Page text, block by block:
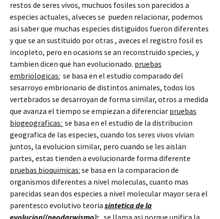
restos de seres vivos, muchuos fosiles son parecidos a
especies actuales, alveces se pueden relacionar, podemos
asi saber que muchas especies distiguidos fueron diferentes
y que se an sustituido por otras , aveces el registro fosil es
incopleto, pero en ocasions se an reconstruido species, y
tambien dicen que han evolucionado. pruebas
embriologicas: se basa en el estudio comparado del
sesarroyo embrionario de distintos animales, todos los
vertebrados se desarroyan de forma similar, otros a medida
que avanza el tiempo se empiezan a diferenciar pruebas
biogeograficas: se basa en el estudio de la distribucion
geografica de las especies, cuando los seres vivos vivian
juntos, la evolucion similar, pero cuando se les aislan
partes, estas tienden a evolucionarde forma diferente
pruebas bioquimicas: se basa en la comparacion de
organismos diferentes a nivel moleculas, cuanto mas
parecidas sean dos especies a nivel molecular mayor sera el
parentesco evolutivo teoria sintetica de la
evolucion((neodarwismo): se llama asi porque unifica la